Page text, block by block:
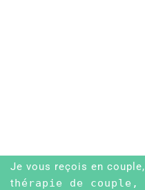
Je vous reçois en
thérapie de